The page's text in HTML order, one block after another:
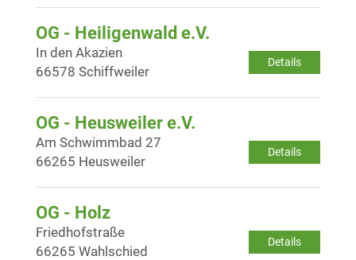
OG - Heiligenwald e.V.
Details
In den Akazien
66578 Schiffweiler
OG - Heusweiler e.V.
Details
Am Schwimmbad 27
66265 Heusweiler
OG - Holz
Details
Friedhofstraße
66265 Wahlschied